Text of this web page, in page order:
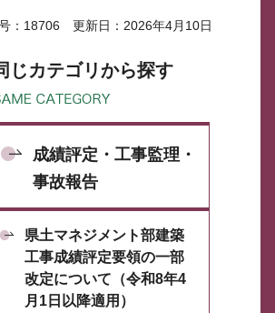
：18706 更新日：2026年4月10日
じカテゴリから探す
成績評定・工事監理・
事故報告
県土マネジメント部建築
工事成績評定要領の一部
改定について（令和8年4
月1日以降適用）